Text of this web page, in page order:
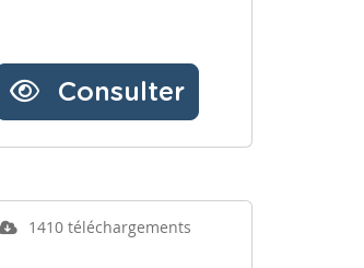
Consulter
1410 téléchargements